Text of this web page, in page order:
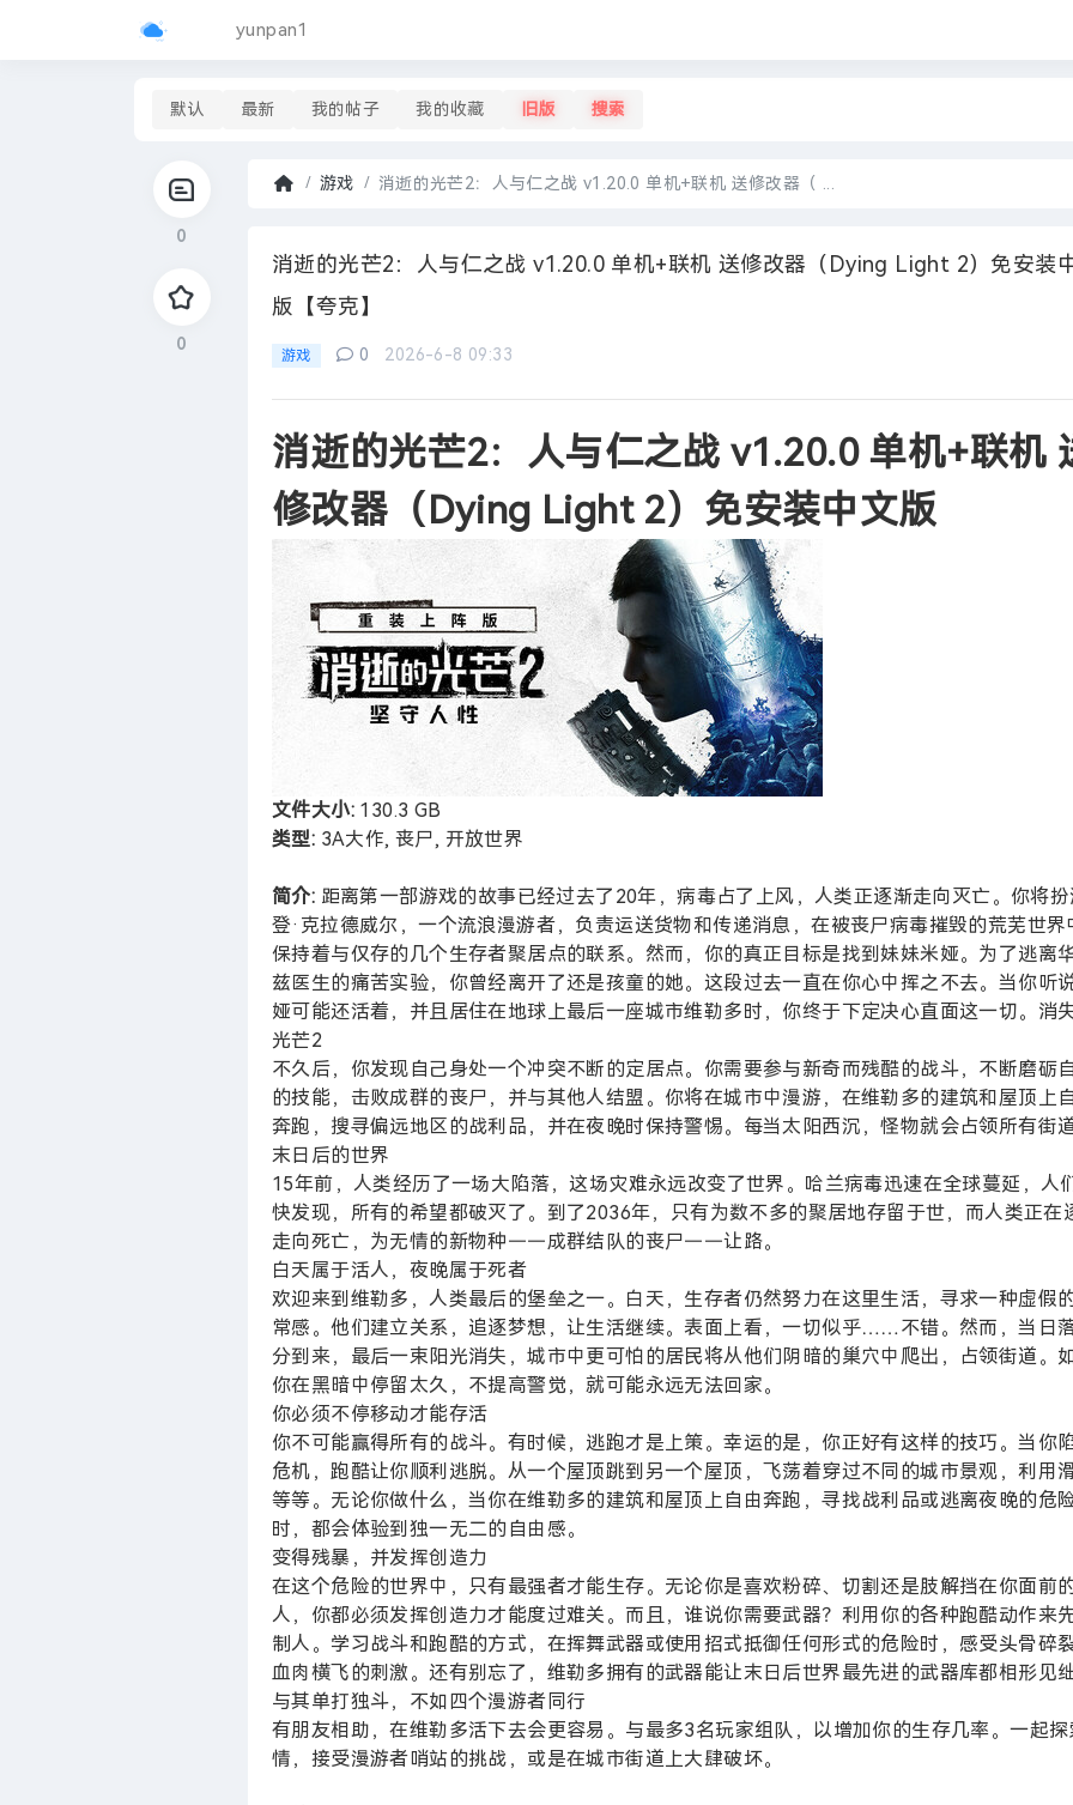
yunpan1
默认 最新 我的帖子 我的收藏 旧版 搜索
0
0
页
游戏
›
消逝的光芒2：人与仁之战 v1.20.0 单机+联机 送修改器（ ...
消逝的光芒2：人与仁之战 v1.20.0 单机+联机 送修改器（Dying Light 2）免安装
版【夸克】
游戏 0 2026-6-8 09:33
消逝的光芒2：人与仁之战 v1.20.0 单机+联机
修改器（Dying Light 2）免安装中文版
文件大小: 130.3 GB
类型: 3A大作, 丧尸, 开放世界
简介: 距离第一部游戏的故事已经过去了20年，病毒占了上风，人类正逐渐走向灭亡。你将扮
登·克拉德威尔，一个流浪漫游者，负责运送货物和传递消息，在被丧尸病毒摧毁的荒芜世界
保持着与仅存的几个生存者聚居点的联系。然而，你的真正目标是找到妹妹米娅。为了逃离
兹医生的痛苦实验，你曾经离开了还是孩童的她。这段过去一直在你心中挥之不去。当你听
娅可能还活着，并且居住在地球上最后一座城市维勒多时，你终于下定决心直面这一切。消
光芒2
不久后，你发现自己身处一个冲突不断的定居点。你需要参与新奇而残酷的战斗，不断磨砺
的技能，击败成群的丧尸，并与其他人结盟。你将在城市中漫游，在维勒多的建筑和屋顶上
奔跑，搜寻偏远地区的战利品，并在夜晚时保持警惕。每当太阳西沉，怪物就会占领所有街道
末日后的世界
15年前，人类经历了一场大陷落，这场灾难永远改变了世界。哈兰病毒迅速在全球蔓延，人
快发现，所有的希望都破灭了。到了2036年，只有为数不多的聚居地存留于世，而人类正在
走向死亡，为无情的新物种——成群结队的丧尸——让路。
白天属于活人，夜晚属于死者
欢迎来到维勒多，人类最后的堡垒之一。白天，生存者仍然努力在这里生活，寻求一种虚假
常感。他们建立关系，追逐梦想，让生活继续。表面上看，一切似乎……不错。然而，当日
分到来，最后一束阳光消失，城市中更可怕的居民将从他们阴暗的巢穴中爬出，占领街道。
你在黑暗中停留太久，不提高警觉，就可能永远无法回家。
你必须不停移动才能存活
你不可能赢得所有的战斗。有时候，逃跑才是上策。幸运的是，你正好有这样的技巧。当你
危机，跑酷让你顺利逃脱。从一个屋顶跳到另一个屋顶，飞荡着穿过不同的城市景观，利用
等等。无论你做什么，当你在维勒多的建筑和屋顶上自由奔跑，寻找战利品或逃离夜晚的危
时，都会体验到独一无二的自由感。
变得残暴，并发挥创造力
在这个危险的世界中，只有最强者才能生存。无论你是喜欢粉碎、切割还是肢解挡在你面前
人，你都必须发挥创造力才能度过难关。而且，谁说你需要武器？利用你的各种跑酷动作来
制人。学习战斗和跑酷的方式，在挥舞武器或使用招式抵御任何形式的危险时，感受头骨碎
血肉横飞的刺激。还有别忘了，维勒多拥有的武器能让末日后世界最先进的武器库都相形见绌
与其单打独斗，不如四个漫游者同行
有朋友相助，在维勒多活下去会更容易。与最多3名玩家组队，以增加你的生存几率。一起探
情，接受漫游者哨站的挑战，或是在城市街道上大肆破坏。